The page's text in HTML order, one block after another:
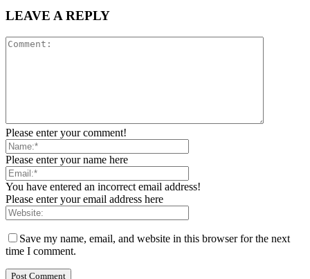
LEAVE A REPLY
Please enter your comment!
Please enter your name here
You have entered an incorrect email address!
Please enter your email address here
Save my name, email, and website in this browser for the next
time I comment.